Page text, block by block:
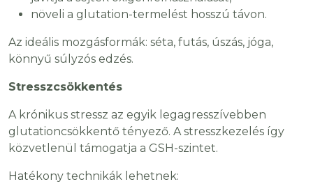
növeli a glutation-termelést hosszú távon.
Az ideális mozgásformák: séta, futás, úszás, jóga,
könnyű súlyzós edzés.
Stresszcsökkentés
A krónikus stressz az egyik legagresszívebben
glutationcsökkentő tényező. A stresszkezelés így
közvetlenül támogatja a GSH-szintet.
Hatékony technikák lehetnek: